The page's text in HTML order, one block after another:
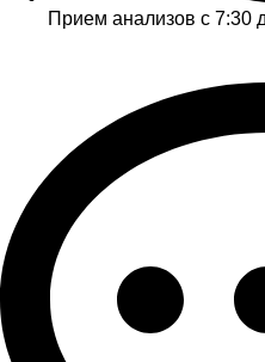
Прием анализов с 7:30